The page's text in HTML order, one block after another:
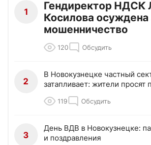
1
Гендиректор НДСК
Косилова осуждена
мошенничество
120 Обсудить
2
В Новокузнецке частный
затапливает: жители просят
119 Обсудить
3
День ВДВ в Новокузнецке:
и поздравления